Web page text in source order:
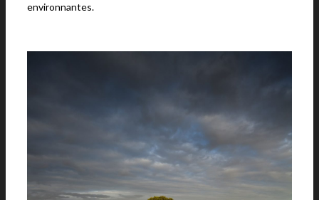
environnantes.